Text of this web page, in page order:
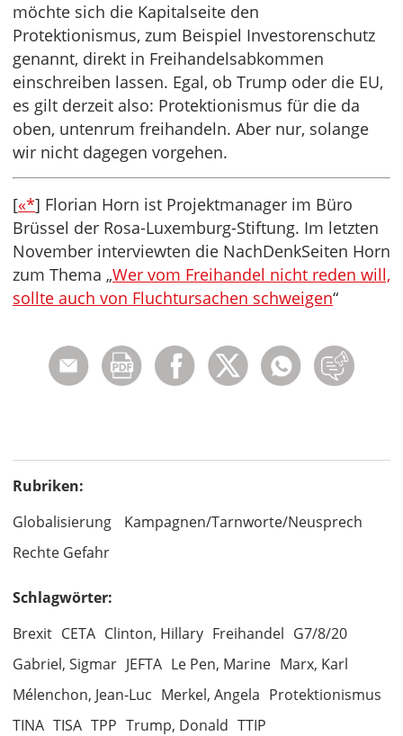
möchte sich die Kapitalseite den
Protektionismus, zum Beispiel Investorenschutz
genannt, direkt in Freihandelsabkommen
einschreiben lassen. Egal, ob Trump oder die EU,
es gilt derzeit also: Protektionismus für die da
oben, untenrum freihandeln. Aber nur, solange
wir nicht dagegen vorgehen.
[«*] Florian Horn ist Projektmanager im Büro
Brüssel der Rosa-Luxemburg-Stiftung. Im letzten
November interviewten die NachDenkSeiten Horn
zum Thema „Wer vom Freihandel nicht reden will,
sollte auch von Fluchtursachen schweigen“
Rubriken:
Globalisierung
Kampagnen/Tarnworte/Neusprech
Rechte Gefahr
Schlagwörter:
Brexit CETA Clinton, Hillary Freihandel G7/8/20
Gabriel, Sigmar JEFTA Le Pen, Marine Marx, Karl
Mélenchon, Jean-Luc Merkel, Angela Protektionismus
TINA TISA TPP Trump, Donald TTIP